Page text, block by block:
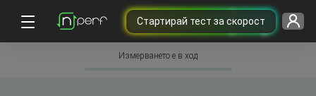
Cтартирай тест за скорост
Измерването е в ход